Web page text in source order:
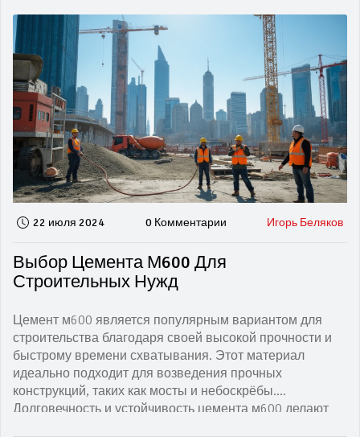
подходящего материала для конкретных проектов.
Также мы обсудим новейшие разработки и технологии,
оказывающие влияние на современные цементные
составы.
22 июля 2024 0 Комментарии Игорь Беляков
Выбор Цемента М600 Для
Строительных Нужд
Цемент м600 является популярным вариантом для
строительства благодаря своей высокой прочности и
быстрому времени схватывания. Этот материал
идеально подходит для возведения прочных
конструкций, таких как мосты и небоскрёбы.
Долговечность и устойчивость цемента м600 делают